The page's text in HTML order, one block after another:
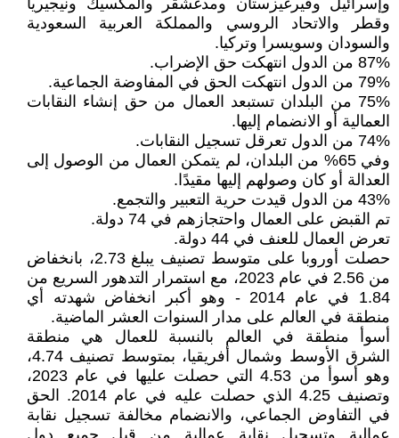
وإسرائيل وقيرغيزستان ومدغشقر والمكسيك ونيجيريا
وقطر والاتحاد الروسي والمملكة العربية السعودية
والسودان وسويسرا وتركيا.
87% من الدول انتهكت حق الإضراب.
79% من الدول انتهكت الحق في المفاوضة الجماعية.
75% من البلدان تستبعد العمال من حق إنشاء النقابات
العمالية أو الانضمام إليها.
74% من الدول تعرقل تسجيل النقابات.
وفي 65% من البلدان، لم يتمكن العمال من الوصول إلى
العدالة أو كان وصولهم إليها مقيدًا.
43% من الدول قيدت حرية التعبير والتجمع.
تم القبض على العمال واحتجازهم في 74 دولة.
تعرض العمال للعنف في 44 دولة.
حصلت أوروبا على متوسط تصنيف يبلغ 2.73، بانخفاض
من 2.56 في عام 2023، مع استمرار التدهور السريع من
1.84 في عام 2014 - وهو أكبر انخفاض شهدته أي
منطقة في العالم على مدار السنوات العشر الماضية.
أسوأ منطقة في العالم بالنسبة للعمال هي منطقة
الشرق الأوسط وشمال أفريقيا، بمتوسط تصنيف 4.74،
وهو أسوأ من 4.53 التي حصلت عليها في عام 2023،
وتصنيف 4.25 الذي حصلت عليه في عام 2014. الحق
في التفاوض الجماعي، والانضمام مخالفة تسجيل نقابة